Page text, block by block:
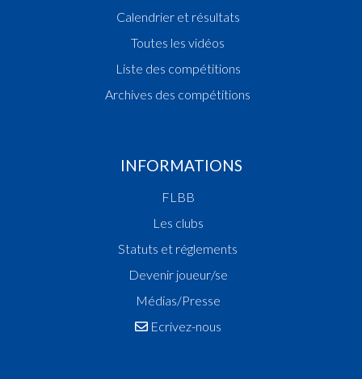
Calendrier et résultats
Toutes les vidéos
Liste des compétitions
Archives des compétitions
INFORMATIONS
FLBB
Les clubs
Statuts et réglements
Devenir joueur/se
Médias/Presse
Ecrivez-nous